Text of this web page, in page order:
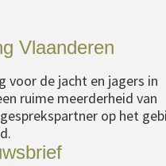
Vlaanderen
voor de jacht en jagers in
ruime meerderheid van
op het